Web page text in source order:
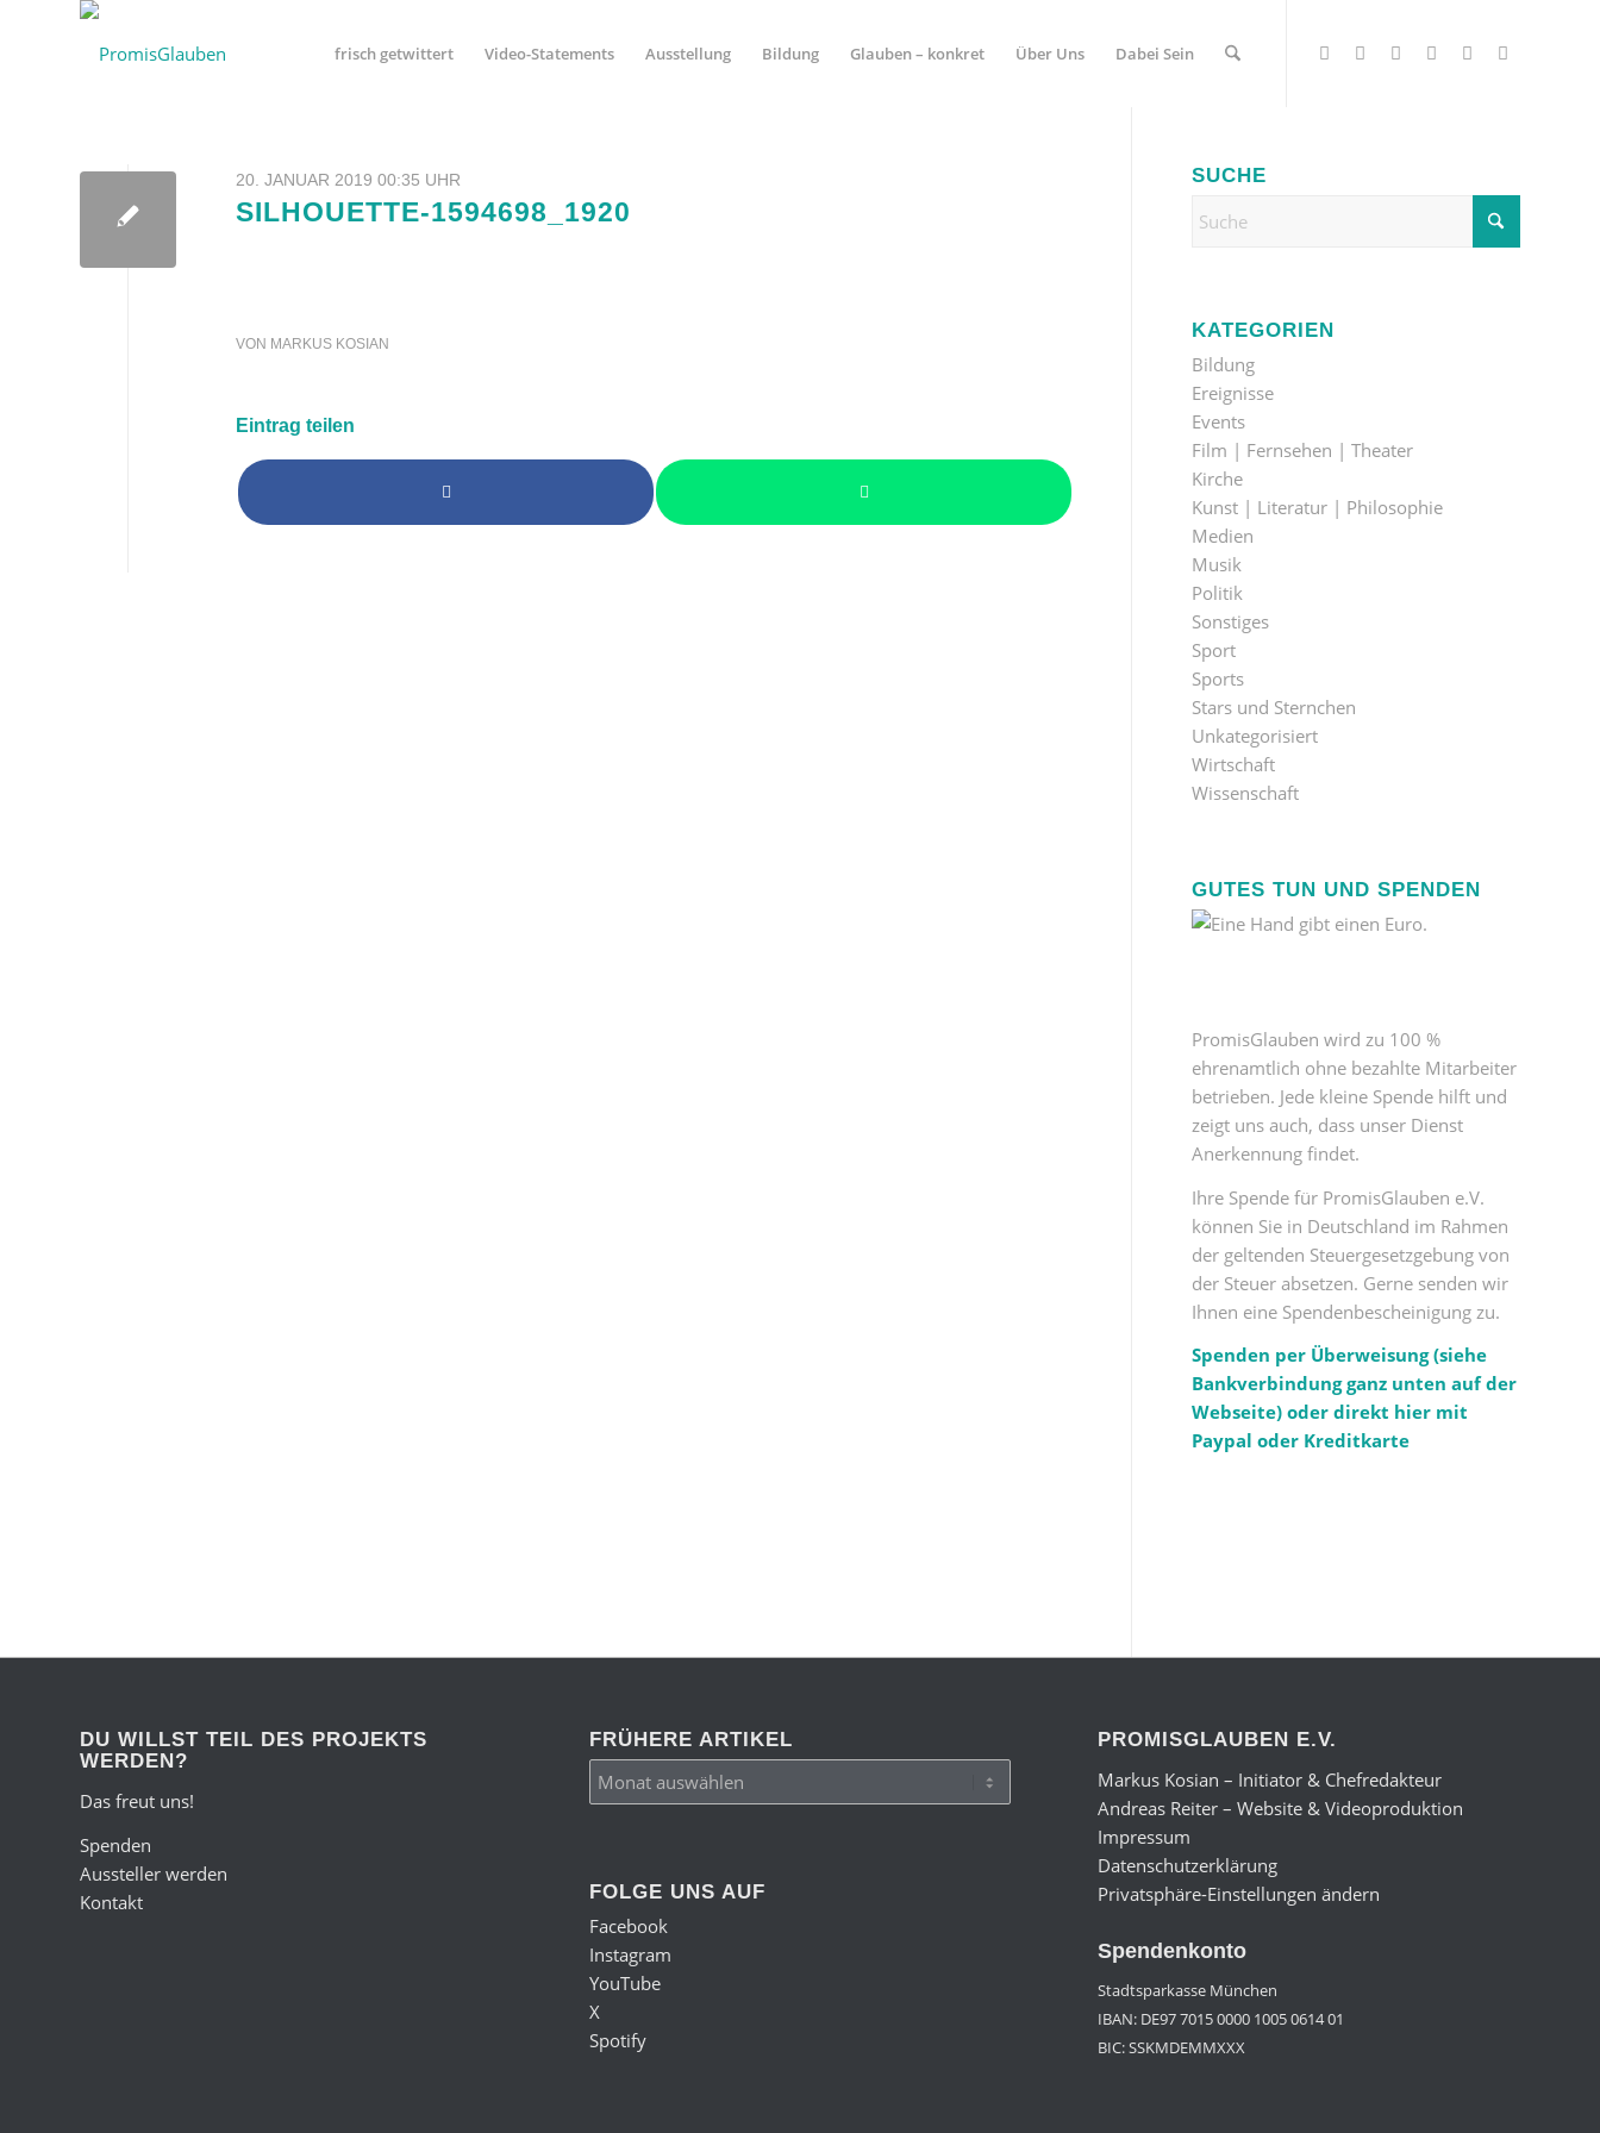
frisch getwittert Video-Statements Ausstellung Bildung Glauben – konkret Über Uns Dabei Sein
20. JANUAR 2019 00:35 UHR
SILHOUETTE-1594698_1920
VON MARKUS KOSIAN
Eintrag teilen
SUCHE
KATEGORIEN
Bildung
Ereignisse
Events
Film | Fernsehen | Theater
Kirche
Kunst | Literatur | Philosophie
Medien
Musik
Politik
Sonstiges
Sport
Sports
Stars und Sternchen
Unkategorisiert
Wirtschaft
Wissenschaft
GUTES TUN UND SPENDEN
PromisGlauben wird zu 100 %
ehrenamtlich ohne bezahlte Mitarbeiter
betrieben. Jede kleine Spende hilft und
zeigt uns auch, dass unser Dienst
Anerkennung findet.
Ihre Spende für PromisGlauben e.V.
können Sie in Deutschland im Rahmen
der geltenden Steuergesetzgebung von
der Steuer absetzen. Gerne senden wir
Ihnen eine Spendenbescheinigung zu.
Spenden per Überweisung (siehe
Bankverbindung ganz unten auf der
Webseite) oder direkt hier mit
Paypal oder Kreditkarte
DU WILLST TEIL DES PROJEKTS
WERDEN?
Das freut uns!
Spenden
Aussteller werden
Kontakt
FRÜHERE ARTIKEL
FOLGE UNS AUF
Facebook
Instagram
YouTube
X
Spotify
PROMISGLAUBEN E.V.
Markus Kosian – Initiator & Chefredakteur
Andreas Reiter – Website & Videoproduktion
Impressum
Datenschutzerklärung
Privatsphäre-Einstellungen ändern
Spendenkonto
Stadtsparkasse München
IBAN: DE97 7015 0000 1005 0614 01
BIC: SSKMDEMMXXX